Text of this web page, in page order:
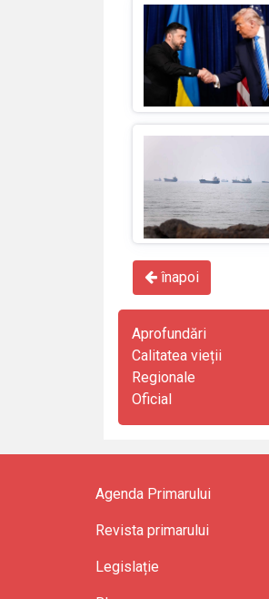
înapoi
Aprofundări
Calitatea vieții
Regionale
Oficial
Agenda Primarului
Revista primarului
Legislație